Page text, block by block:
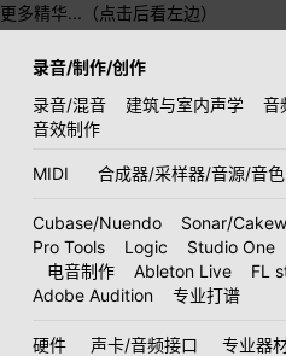
更多精华...（点击后看左边）
录音/制作/创作
录音/混音
建筑与室内声学 音
音效制作
MIDI 合成器/采样器/音源/音色
Cubase/Nuendo Sonar/
Pro Tools
Logic Studio One
电音制作
Ableton Live FL
Adobe Audition
专业打谱
硬件 声卡/音频接口
专业器